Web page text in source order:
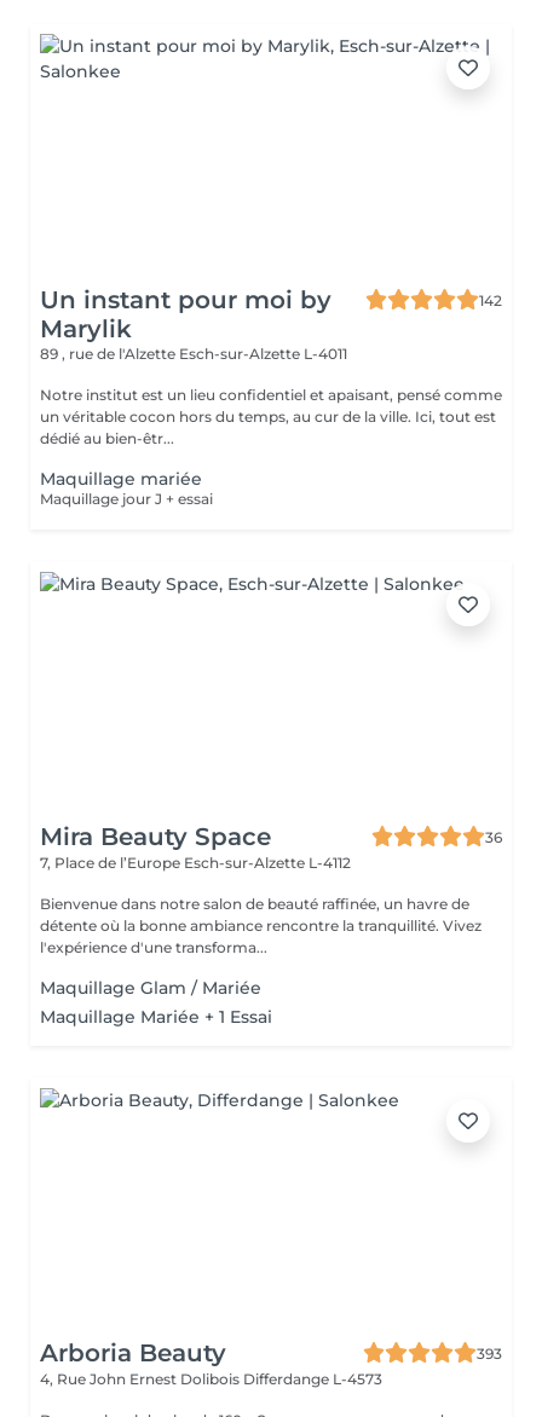
Un instant pour moi by
Marylik
142
89 , rue de l'Alzette Esch-sur-Alzette L-4011
Notre institut est un lieu confidentiel et apaisant, pensé comme
un véritable cocon hors du temps, au cur de la ville. Ici, tout est
dédié au bien-êtr...
Maquillage mariée
Maquillage jour J + essai
Mira Beauty Space
36
7, Place de l’Europe Esch-sur-Alzette L-4112
Bienvenue dans notre salon de beauté raffinée, un havre de
détente où la bonne ambiance rencontre la tranquillité. Vivez
l'expérience d'une transforma...
Maquillage Glam / Mariée
Maquillage Mariée + 1 Essai
Arboria Beauty
393
4, Rue John Ernest Dolibois Differdange L-4573